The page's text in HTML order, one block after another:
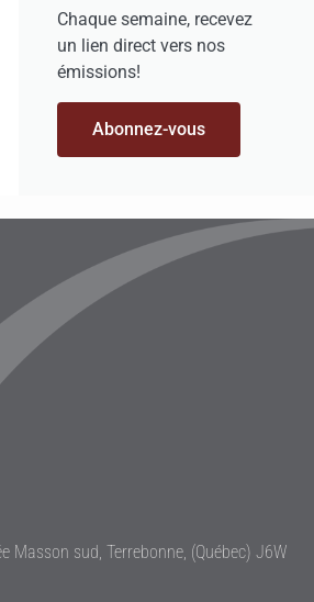
Chaque semaine, recevez
un lien direct vers nos
émissions!
Abonnez-vous
Masson sud, Terrebonne, (Québec) J6W